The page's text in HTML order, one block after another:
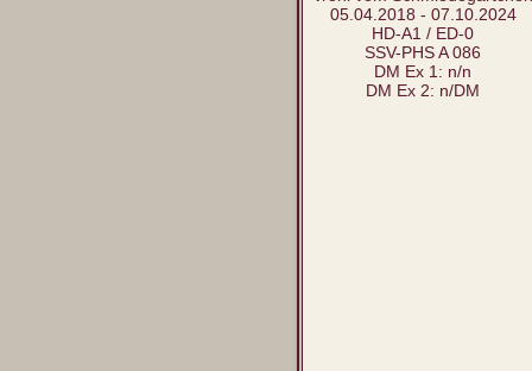
05.04.2018 - 07.10.2024
HD-A1 / ED-0
SSV-PHS A 086
DM Ex 1: n/n
DM Ex 2: n/DM